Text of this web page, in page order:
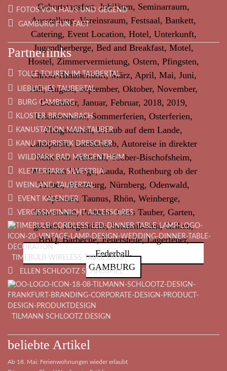
GAMBURG
FOTOS VON HAUS UND GEGEND
GAMBURG FUN FACT
Partnerlinks
TOLLE TOUREN IM TAUBERTAL
LIEBLICHES TAUBERTAL
BURG GAMBURG
KLOSTER BRONNBACH
KANUSTATION MAIN-TAUBER
KANU TOURISTIK DRESCHER
WILDPARK BAD MERGENTHEIM
KLETTERPARK SILVESTRIA
WEINLAND TAUBERTAL
EVENT KALENDER
VERGISSMEINNICHT ACCESSOIRES
TIMEBULB WIRELESS TABLE LAMP
ELLEN SCHLOOTZ SCHAUSPIEL
TILMANN SCHLOOTZ DESIGN
beliebte Artikel
Ab 18. Mai: Ferienwohnungen wieder erlaubt